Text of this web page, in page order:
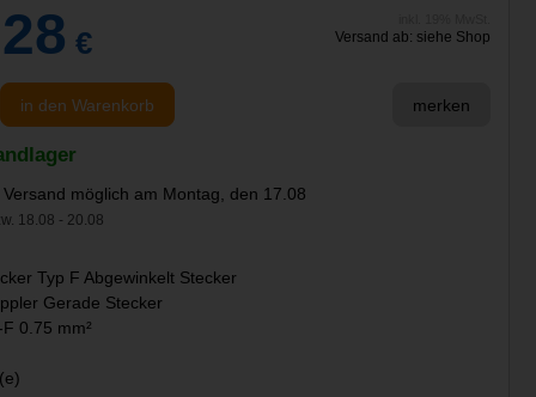
€ Versand ab: siehe Shop
in den Warenkorb merken
möglich am Montag, den 17.08
18.08 - 20.08
Typ F Abgewinkelt Stecker
Gerade Stecker
0.75 mm²